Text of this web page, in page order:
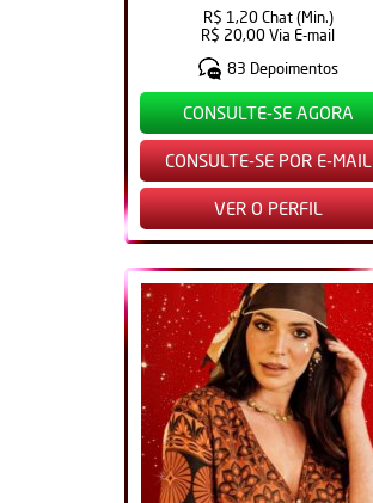
R$ 1,20 Chat (Min.)
R$ 20,00 Via E-mail
83 Depoimentos
CONSULTE-SE AGORA
CONSULTE-SE POR E-MAIL
VER O PERFIL